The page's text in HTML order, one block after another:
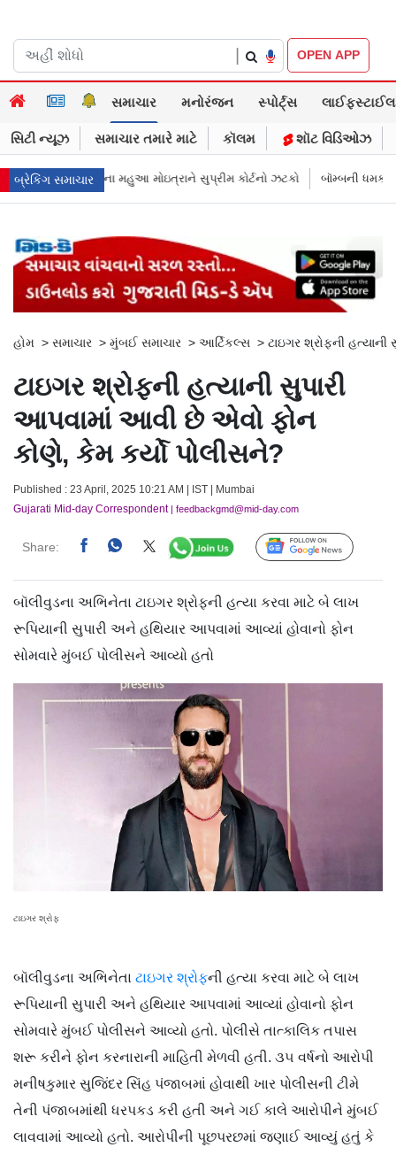
OPEN APP
સમાચાર મનોરંજન સ્પોર્ટ્સ લાઈફસ્ટાઈલ
સિટી ન્યૂઝ સમાચાર તમારે માટે કૉલમ શૉટ વિડિઓઝ
બ્રેકિંગ સમાચાર
સુપ્રીમ કોર્ટનો ઝટકો બૉમ્બની ધમકી બાદ મુંબઈમાં હાઈ ઍલર્ટ: શહેરની
હોમ > સમાચાર > મુંબઈ સમાચાર > આર્ટિકલ્સ > ટાઇગર શ્રોફની
ટાઇગર શ્રોફની હત્યાની સુપારી
આપવામાં આવી છે એવો ફોન
કોણે, કેમ કર્યો પોલીસને?
Published : 23 April, 2025 10:21 AM | IST | Mumbai
Gujarati Mid-day Correspondent| feedbackgmd@mid-day.com
Share: Follow Us
બૉલીવુડના અભિનેતા ટાઇગર શ્રોફની હત્યા કરવા માટે બે લાખ
રૂપિયાની સુપારી અને હથિયાર આપવામાં આવ્યાં હોવાનો ફોન
સોમવારે મુંબઈ પોલીસને આવ્યો હતો
ટાઇગર શ્રોફ
બૉલીવુડના અભિનેતા ટાઇગર શ્રોફની હત્યા કરવા માટે બે લાખ
રૂપિયાની સુપારી અને હથિયાર આપવામાં આવ્યાં હોવાનો ફોન
સોમવારે મુંબઈ પોલીસને આવ્યો હતો. પોલીસે તાત્કાલિક તપાસ
શરૂ કરીને ફોન કરનારાની માહિતી મેળવી હતી. ૩૫ વર્ષનો આરોપી
મનીષકુમાર સુજિંદર સિંહ પંજાબમાં હોવાથી ખાર પોલીસની ટીમે
તેની પંજાબમાંથી ધરપકડ કરી હતી અને ગઈ કાલે આરોપીને મુંબઈ
લાવવામાં આવ્યો હતો. આરોપીની પૂછપરછમાં જણાઈ આવ્યું હતું કે